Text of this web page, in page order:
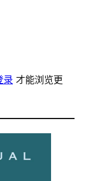
录 才能浏览更